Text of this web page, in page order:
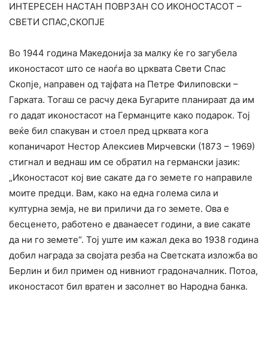
ИНТЕРЕСЕН НАСТАН ПОВРЗАН СО ИКОНОСТАСОТ –
СВЕТИ СПАС,СКОПЈЕ
Во 1944 година Македонија за малку ќе го загубела
иконостасот што се наоѓа во црквата Свети Спас
Скопје, направен од тајфата на Петре Филиповски –
Гарката. Тогаш се расчу дека Бугарите планираат да им
го дадат иконостасот на Германците како подарок. Тој
веќе бил спакуван и стоел пред црквата кога
копаничарот Нестор Алексиев Мирчевски (1873 – 1969)
стигнал и веднаш им се обратил на германски јазик:
„Иконостасот кој вие сакате да го земете го направиле
моите предци. Вам, како на една голема сила и
културна земја, не ви приличи да го земете. Ова е
бесценето, работено е дванаесет години, а вие сакате
да ни го земете“. Тој уште им кажал дека во 1938 година
добил награда за својата резба на Светската изложба во
Берлин и бил примен од нивниот градоначалник. Потоа,
иконостасот бил вратен и засолнет во Народна банка.